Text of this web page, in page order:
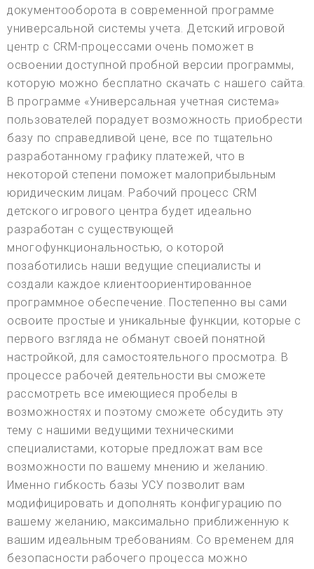
документооборота в современной программе
универсальной системы учета. Детский игровой
центр с CRM-процессами очень поможет в
освоении доступной пробной версии программы,
которую можно бесплатно скачать с нашего сайта.
В программе «Универсальная учетная система»
пользователей порадует возможность приобрести
базу по справедливой цене, все по тщательно
разработанному графику платежей, что в
некоторой степени поможет малоприбыльным
юридическим лицам. Рабочий процесс CRM
детского игрового центра будет идеально
разработан с существующей
многофункциональностью, о которой
позаботились наши ведущие специалисты и
создали каждое клиентоориентированное
программное обеспечение. Постепенно вы сами
освоите простые и уникальные функции, которые с
первого взгляда не обманут своей понятной
настройкой, для самостоятельного просмотра. В
процессе рабочей деятельности вы сможете
рассмотреть все имеющиеся пробелы в
возможностях и поэтому сможете обсудить эту
тему с нашими ведущими техническими
специалистами, которые предложат вам все
возможности по вашему мнению и желанию.
Именно гибкость базы УСУ позволит вам
модифицировать и дополнять конфигурацию по
вашему желанию, максимально приближенную к
вашим идеальным требованиям. Со временем для
безопасности рабочего процесса можно